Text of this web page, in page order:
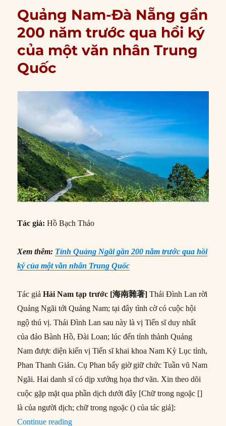
Quảng Nam-Đà Nẵng gần
200 năm trước qua hồi ký
của một văn nhân Trung
Quốc
Tác giả: Hồ Bạch Thảo
Xem thêm: Tỉnh Quảng Ngãi gần 200 năm trước qua hồi
ký của một văn nhân Trung Quốc
Tác giảHải Nam tạp trước [海南雜著]Thái Đình Lan rời
Quảng Ngãi tới Quảng Nam; tại đây tình cờ có cuộc hội
ngộ thú vị. Thái Đình Lan sau này là vị Tiến sĩ duy nhất
của đảo Bành Hồ, Đài Loan; lúc đến tỉnh thành Quảng
Nam được diện kiến vị Tiến sĩ khai khoa Nam Kỳ Lục tỉnh,
Phan Thanh Giản. Cụ Phan bấy giờ giữ chức Tuần vũ Nam
Ngãi. Hai danh sĩ có dịp xướng họa thơ văn. Xin theo dõi
cuộc gặp mặt qua phần dịch dưới đây [Chữ trong ngoặc []
là của người dịch; chữ trong ngoặc () của tác giả]:
Continue reading“Quảng Nam-Đà Nẵng gần 200 năm trước